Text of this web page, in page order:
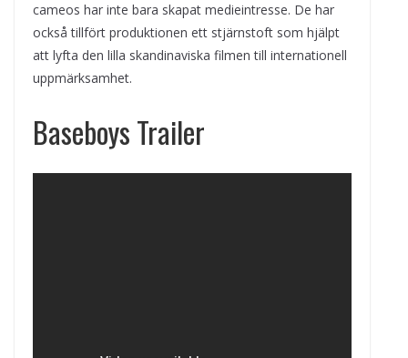
cameos har inte bara skapat medieintresse. De har
också tillfört produktionen ett stjärnstoft som hjälpt
att lyfta den lilla skandinaviska filmen till internationell
uppmärksamhet.
Baseboys Trailer